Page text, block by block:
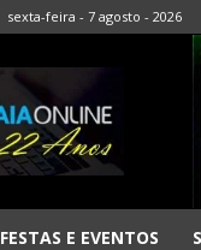
sexta-feira - 7 agosto - 2026
FESTAS E EVENTOS